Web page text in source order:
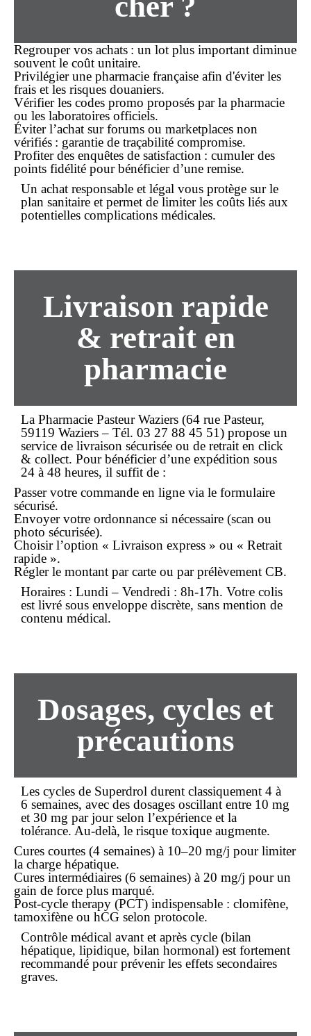
Regrouper vos achats : un lot plus important diminue
souvent le coût unitaire.
Privilégier une pharmacie française afin d'éviter les
frais et les risques douaniers.
Vérifier les codes promo proposés par la pharmacie
ou les laboratoires officiels.
Éviter l’achat sur forums ou marketplaces non
vérifiés : garantie de traçabilité compromise.
Profiter des enquêtes de satisfaction : cumuler des
points fidélité pour bénéficier d’une remise.
Un achat responsable et légal vous protège sur le
plan sanitaire et permet de limiter les coûts liés aux
potentielles complications médicales.
Livraison rapide
& retrait en
pharmacie
La Pharmacie Pasteur Waziers (64 rue Pasteur,
59119 Waziers – Tél. 03 27 88 45 51) propose un
service de livraison sécurisée ou de retrait en click
& collect. Pour bénéficier d’une expédition sous
24 à 48 heures, il suffit de :
Passer votre commande en ligne via le formulaire
sécurisé.
Envoyer votre ordonnance si nécessaire (scan ou
photo sécurisée).
Choisir l’option « Livraison express » ou « Retrait
rapide ».
Régler le montant par carte ou par prélèvement CB.
Horaires : Lundi – Vendredi : 8h-17h. Votre colis
est livré sous enveloppe discrète, sans mention de
contenu médical.
Dosages, cycles et
précautions
Les cycles de Superdrol durent classiquement 4 à
6 semaines, avec des dosages oscillant entre 10 mg
et 30 mg par jour selon l’expérience et la
tolérance. Au-delà, le risque toxique augmente.
Cures courtes (4 semaines) à 10–20 mg/j pour limiter
la charge hépatique.
Cures intermédiaires (6 semaines) à 20 mg/j pour un
gain de force plus marqué.
Post-cycle therapy (PCT) indispensable : clomifène,
tamoxifène ou hCG selon protocole.
Contrôle médical avant et après cycle (bilan
hépatique, lipidique, bilan hormonal) est fortement
recommandé pour prévenir les effets secondaires
graves.